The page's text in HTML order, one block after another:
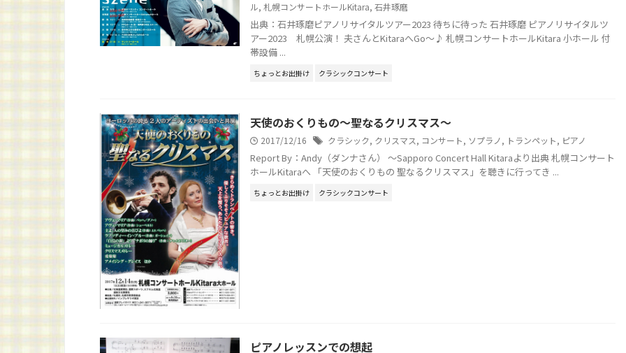
ル, 札幌コンサートホールKitara, 石井琢磨
出典：石井琢磨ピアノリサイタルツアー2023 待ちに待った 石井琢磨 ピアノリサイタルツ
アー2023 札幌公演！ 夫さんとKitaraへGo～♪ 札幌コンサートホールKitara 小ホール 付
帯設備 ...
ちょっとお出掛け クラシックコンサート
天使のおくりもの～聖なるクリスマス～
2017/12/16 クラシック, クリスマス, コンサート, ソプラノ, トランペット, ピアノ
Report By：Andy（ダンナさん） ～Sapporo Concert Hall Kitaraより出典 札幌コンサート
ホールKitaraへ 「天使のおくりもの 聖なるクリスマス」を聴きに行ってき ...
ちょっとお出掛け クラシックコンサート
ピアノレッスンでの想起